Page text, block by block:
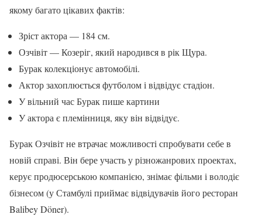
якому багато цікавих фактів:
Зріст актора — 184 см.
Озчівіт — Козеріг, який народився в рік Щура.
Бурак колекціонує автомобілі.
Актор захоплюється футболом і відвідує стадіон.
У вільний час Бурак пише картини
У актора є племінниця, яку він відвідує.
Бурак Озчівіт не втрачає можливості спробувати себе в
новій справі. Він бере участь у різножанрових проектах,
керує продюсерською компанією, знімає фільми і володіє
бізнесом (у Стамбулі приймає відвідувачів його ресторан
Balibey Döner).